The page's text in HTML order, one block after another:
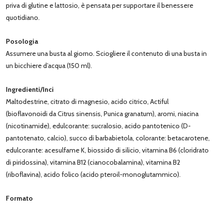
priva di glutine e lattosio, è pensata per supportare il benessere
quotidiano.
Posologia
Assumere una busta al giorno. Sciogliere il contenuto di una busta in
un bicchiere d’acqua (150 ml).
Ingredienti/Inci
Maltodestrine, citrato di magnesio, acido citrico, Actiful
(bioflavonoidi da Citrus sinensis, Punica granatum), aromi, niacina
(nicotinamide), edulcorante: sucralosio, acido pantotenico (D-
pantotenato, calcio), succo di barbabietola, colorante: betacarotene,
edulcorante: acesulfame K, biossido di silicio, vitamina B6 (cloridrato
di piridossina), vitamina B12 (cianocobalamina), vitamina B2
(riboflavina), acido folico (acido pteroil-monoglutammico).
Formato